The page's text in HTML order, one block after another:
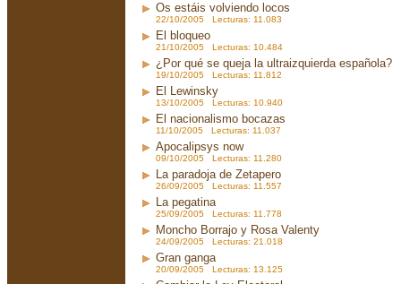
Os estáis volviendo locos
22/10/2005 Lecturas: 11.083
El bloqueo
21/10/2005 Lecturas: 10.484
¿Por qué se queja la ultraizquierda española?
19/10/2005 Lecturas: 11.812
El Lewinsky
13/10/2005 Lecturas: 10.940
El nacionalismo bocazas
11/10/2005 Lecturas: 11.037
Apocalipsys now
09/10/2005 Lecturas: 11.280
La paradoja de Zetapero
26/09/2005 Lecturas: 11.557
La pegatina
25/09/2005 Lecturas: 11.778
Moncho Borrajo y Rosa Valenty
24/09/2005 Lecturas: 21.018
Gran ganga
20/09/2005 Lecturas: 13.125